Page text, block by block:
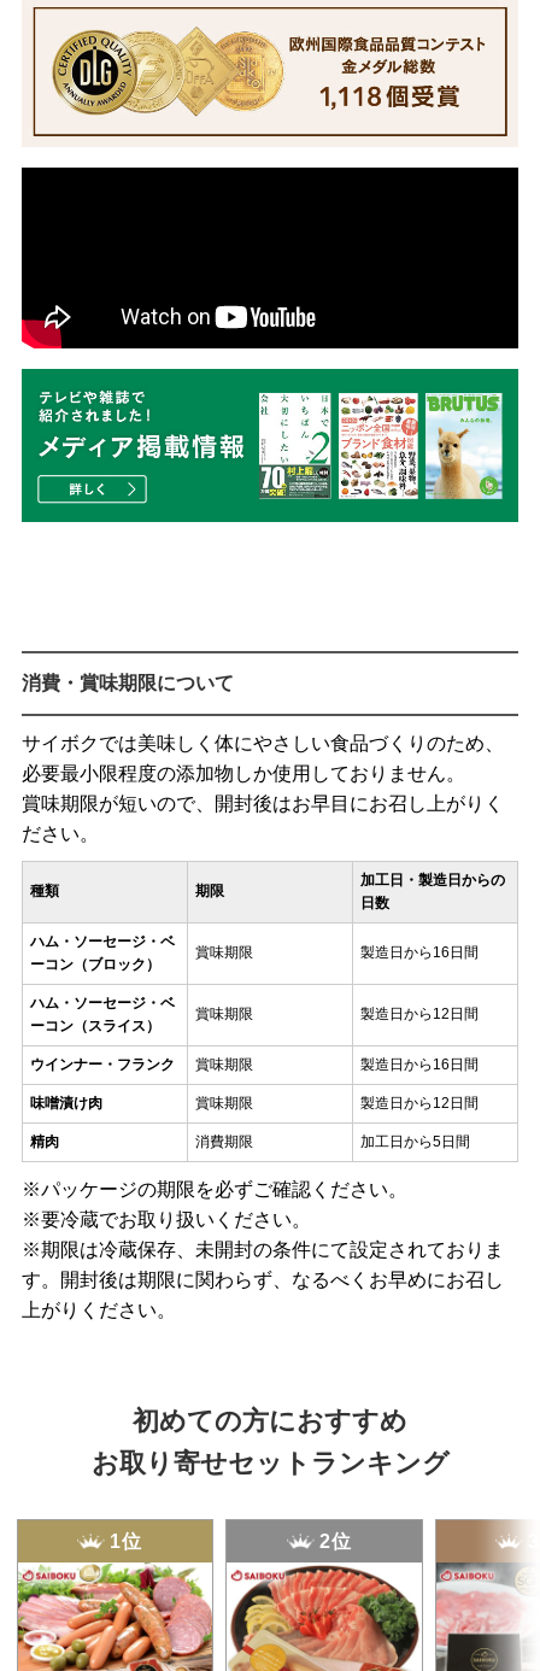
消費・賞味期限について
サイボクでは美味しく体にやさしい食品づくりのため、
必要最小限程度の添加物しか使用しておりません。
賞味期限が短いので、開封後はお早目にお召し上がりく
ださい。
種類 期限
加工日・製造日からの
日数
ハム・ソーセージ・ベ
ーコン（ブロック）
賞味期限 製造日から16日間
ハム・ソーセージ・ベ
ーコン（スライス）
賞味期限 製造日から12日間
ウインナー・フランク 賞味期限 製造日から16日間
味噌漬け肉 賞味期限 製造日から12日間
精肉 消費期限 加工日から5日間
※パッケージの期限を必ずご確認ください。
※要冷蔵でお取り扱いください。
※期限は冷蔵保存、未開封の条件にて設定されておりま
す。開封後は期限に関わらず、なるべくお早めにお召し
上がりください。
初めての方におすすめ
お取り寄せセットランキング
1位 2位